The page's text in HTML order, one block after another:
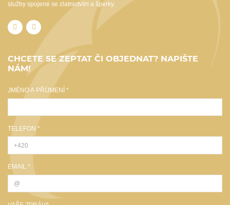
služby spojené se zlatnictvím a šperky.
CHCETE SE ZEPTAT ČI OBJEDNAT? NAPIŠTE
NÁM!
JMÉNO A PŘÍJMENÍ *
TELEFON *
EMAIL *